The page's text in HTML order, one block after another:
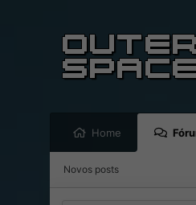
Home
Novos posts